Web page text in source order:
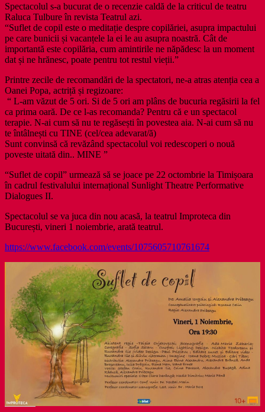
Spectacolul s-a bucurat de o recenzie caldă de la criticul de teatru
Raluca Tulbure în revista Teatrul azi.
“Suflet de copil este o meditație despre copilăriei, asupra impactului
pe care bunicii și vacanțele la ei le au asupra noastră. Cât de
importantă este copilăria, cum amintirile ne năpădesc la un moment
dat și ne hrănesc, poate pentru tot restul vieții.”
Printre zecile de recomandări de la spectatori, ne-a atras atenția cea a
Oanei Popa, actriță și regizoare:
“ L-am văzut de 5 ori. Si de 5 ori am plâns de bucuria regăsirii la fel
ca prima oară. De ce l-as recomanda? Pentru că e un spectacol
terapie. N-ai cum să nu te regăsești în povestea aia. N-ai cum să nu
te întâlnești cu TINE (cel/cea adevarat/ă)
Sunt convinsă că revăzând spectacolul voi redescoperi o nouă
poveste uitată din.. MINE ”
“Suflet de copil” urmează să se joace pe 22 octombrie la Timișoara
în cadrul festivalului internațional Sunlight Theatre Performative
Dialogues II.
Spectacolul se va juca din nou acasă, la teatrul Improteca din
București, vineri 1 noiembrie, arată teatrul.
https://www.facebook.com/events/1075605710761674